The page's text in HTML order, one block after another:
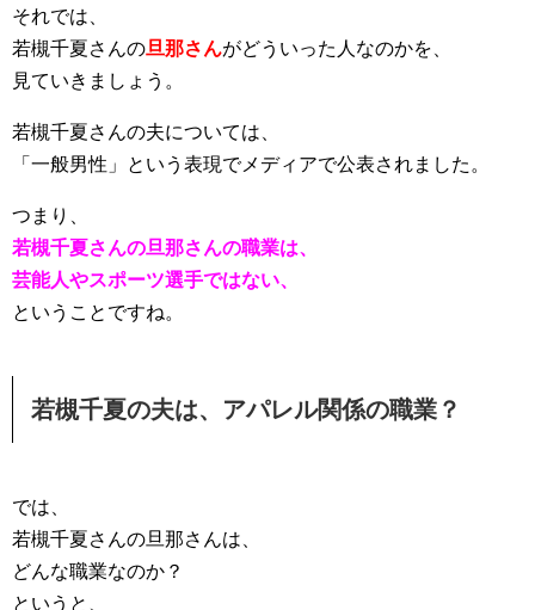
それでは、
若槻千夏さんの旦那さんがどういった人なのかを、
見ていきましょう。
若槻千夏さんの夫については、
「一般男性」という表現でメディアで公表されました。
つまり、
若槻千夏さんの旦那さんの職業は、
芸能人やスポーツ選手ではない、
ということですね。
若槻千夏の夫は、アパレル関係の職業？
では、
若槻千夏さんの旦那さんは、
どんな職業なのか？
というと、